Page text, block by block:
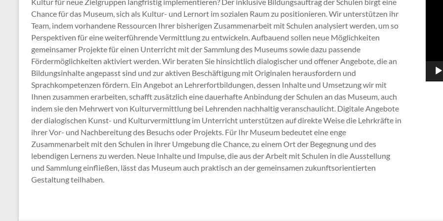
Chance für das Museum, sich als Kultur- und Lernort im sozialen Raum zu positionieren. Wir unterstützen ihr
Team, indem vorhandene Ressourcen Ihrer bisherigen Zusammenarbeit mit Schulen analysiert werden, um so
Perspektiven für eine weiterführende Vermittlung zu entwickeln. Aufbauend sollen neue Möglichkeiten
gemeinsamer Projekte für einen Unterricht mit der Sammlung des Museums sowie dazu passende
Fördermöglichkeiten aktiviert werden. Wir beraten Sie hinsichtlich dialogischer und offener Angebote, die an
Bildungsinhalte angepasst sind und zur aktiven Beschäftigung mit Originalen herausfordern und
Sprachkompetenzen fördern. Ein Angebot an Lehrerfortbildungen, dessen Inhalte und Umsetzung wir mit
Ihnen zusammen erarbeiten, schafft zusätzlich eine dauerhafte Anbindung der Schulen an das Museum, auch
indem sie den Mehrwert von Kulturvermittlung bei Lehrenden nachhaltig veranschaulicht. Digitale Angebote
der dialogischen Kunst- und Kulturvermittlung im Unterricht unterstützen auf direkte Weise die Lehrkräfte in
ihrer Vor- und Nachbereitung des Besuchs oder Projekts. Für Ihr Museum bedeutet eine enge
Zusammenarbeit mit den Schulen in ihrer Umgebung die Chance, zu einem Ort der Begegnung und des
lebendigen Lernens zu werden. Neue Inhalte und Impulse, die aus der Arbeit mit Schulen in die Ausstellung
und Sammlung einfließen, lässt das Museum auch praktisch an der gemeinsamen zukunftsorientierten
Gestaltung teilhaben.